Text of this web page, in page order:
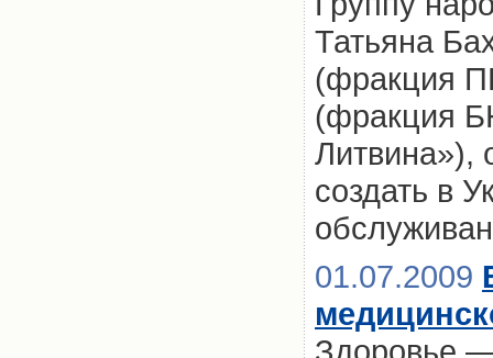
Татьяна
(фракция
(фракция
Литвина»),
создать в
01.07.2009